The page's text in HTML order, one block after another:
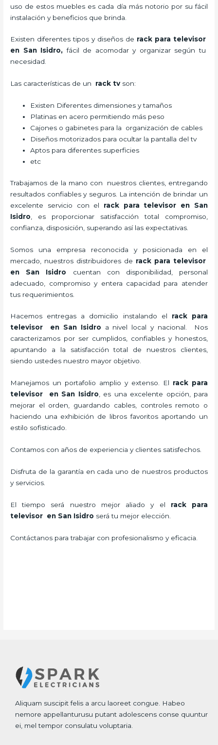
uso de estos muebles es cada día más notorio por su fácil
instalación y beneficios que brinda.
Existen diferentes tipos y diseños de rack para televisor
en San Isidro, fácil de acomodar y organizar según tu
necesidad.
Las características de un rack tv son:
Existen Diferentes dimensiones y tamaños
Platinas en acero permitiendo más peso
Cajones o gabinetes para la organización de cables
Diseños motorizados para ocultar la pantalla del tv
Aptos para diferentes superficies
etc
Trabajamos de la mano con nuestros clientes, entregando
resultados confiables y seguros. La intención de brindar un
excelente servicio con el rack para televisor en San
Isidro , es proporcionar satisfacción total compromiso,
confianza, disposición, superando así las expectativas.
Somos una empresa reconocida y posicionada en el
mercado, nuestros distribuidores de rack para televisor
en San Isidro cuentan con disponibilidad, personal
adecuado, compromiso y entera capacidad para atender
tus requerimientos.
Hacemos entregas a domicilio instalando el rack para
televisor en San Isidro a nivel local y nacional.
Nos
caracterizamos por ser cumplidos, confiables y honestos,
apuntando a la satisfacción total de nuestros clientes,
siendo ustedes nuestro mayor objetivo.
Manejamos un portafolio amplio y extenso. El rack para
televisor en San Isidro, es una excelente opción, para
mejorar el orden, guardando cables, controles remoto o
haciendo una exhibición de libros favoritos aportando un
estilo sofisticado.
Contamos con años de experiencia y clientes satisfechos.
Disfruta de la garantía en cada uno de nuestros productos
y servicios.
El tiempo será nuestro mejor aliado y el rack para
televisor en San Isidro será tu mejor elección.
Contáctanos para trabajar con profesionalismo y eficacia.
Aliquam suscipit felis a arcu laoreet congue. Habeo
nemore appellanturusu putant adolescens conse quuntur
ei, mel tempor consulatu voluptaria.